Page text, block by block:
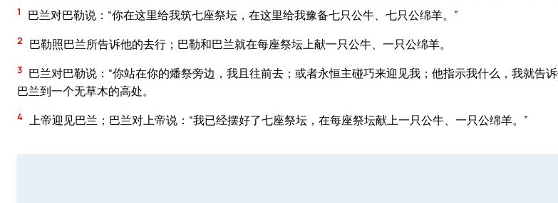
1 巴兰对巴勒说：“你在这里给我筑七座祭坛，在这里给我豫备七只公牛、七只公绵羊。”
2 巴勒照巴兰所告诉他的去行；巴勒和巴兰就在每座祭坛上献一只公牛、一只公绵羊。
3 巴兰对巴勒说：“你站在你的燔祭旁边，我且往前去；或者永恒主碰巧来迎见我；他指示我什么，我就告
巴兰到一个无草木的高处。
4 上帝迎见巴兰；巴兰对上帝说：“我已经摆好了七座祭坛，在每座祭坛献上一只公牛、一只公绵羊。”